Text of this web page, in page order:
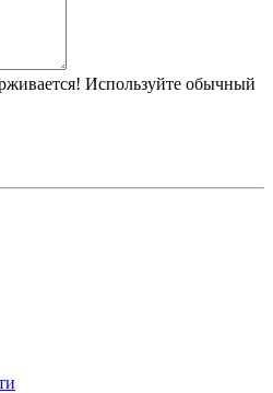
Используйте обычный